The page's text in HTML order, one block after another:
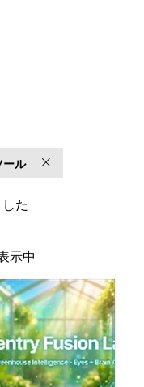
ール
た
示中
示中